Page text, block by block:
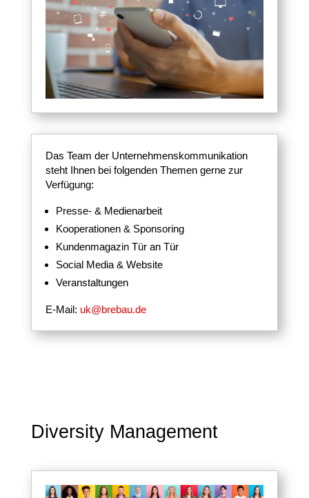
Das Team der Unternehmenskommunikation
steht Ihnen bei folgenden Themen gerne zur
Verfügung:
Presse- & Medienarbeit
Kooperationen & Sponsoring
Kundenmagazin Tür an Tür
Social Media & Website
Veranstaltungen
E-Mail: uk@brebau.de
Diversity Management